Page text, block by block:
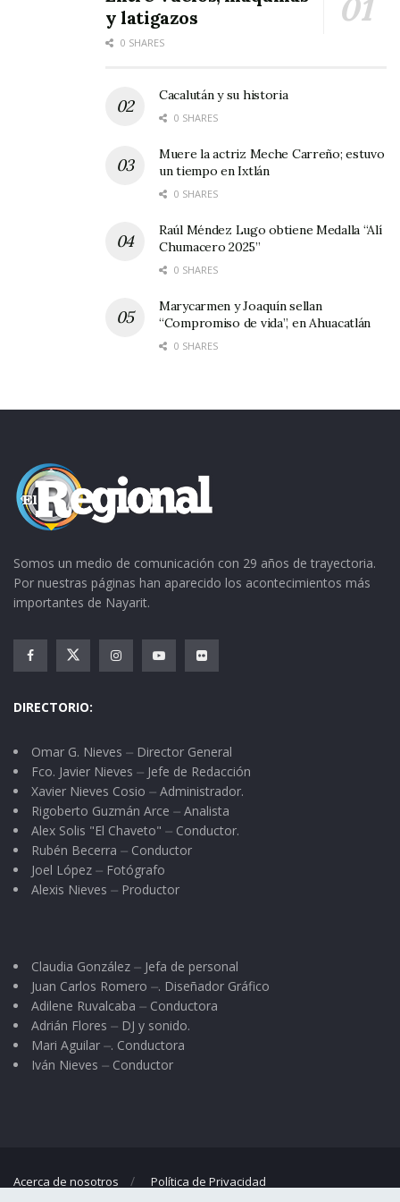
y latigazos
0 SHARES
Cacalután y su historia
0 SHARES
Muere la actriz Meche Carreño; estuvo
un tiempo en Ixtlán
0 SHARES
Raúl Méndez Lugo obtiene Medalla “Alí
Chumacero 2025”
0 SHARES
Marycarmen y Joaquín sellan
“Compromiso de vida”, en Ahuacatlán
0 SHARES
Somos un medio de comunicación con 29 años de trayectoria.
Por nuestras páginas han aparecido los acontecimientos más
importantes de Nayarit.
DIRECTORIO:
Omar G. Nieves ⏤ Director General
Fco. Javier Nieves ⏤ Jefe de Redacción
Xavier Nieves Cosio ⏤ Administrador.
Rigoberto Guzmán Arce ⏤ Analista
Alex Solis "El Chaveto" ⏤ Conductor.
Rubén Becerra ⏤ Conductor
Joel López ⏤ Fotógrafo
Alexis Nieves ⏤ Productor
Claudia González ⏤ Jefa de personal
Juan Carlos Romero ⏤. Diseñador Gráfico
Adilene Ruvalcaba ⏤ Conductora
Adrián Flores ⏤ DJ y sonido.
Mari Aguilar ⏤. Conductora
Iván Nieves ⏤ Conductor
Acerca de nosotros Política de Privacidad